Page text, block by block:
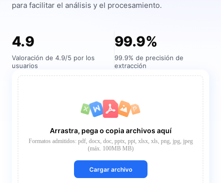
para facilitar el análisis y el procesamiento.
4.9
Valoración de 4.9/5 por los
usuarios
99.9%
99.9% de precisión de
extracción
Arrastra, pega o copia archivos aquí
Formatos admitidos: pdf, docx, doc, pptx, ppt, xlsx, xls, png, jpg, jpeg
(máx. 100MB MB)
Cargar archivo